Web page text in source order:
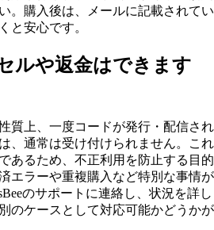
。購入後は、メールに記載されてい
と安心です。
ルや返金はできます
質上、一度コードが発行・配信され
、通常は受け付けられません。これ
あるため、不正利用を防止する目的
エラーや重複購入など特別な事情が
のサポートに連絡し、状況を詳し
のケースとして対応可能かどうかが